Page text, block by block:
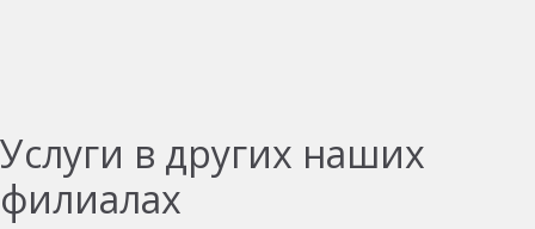
Услуги в других наших
филиалах